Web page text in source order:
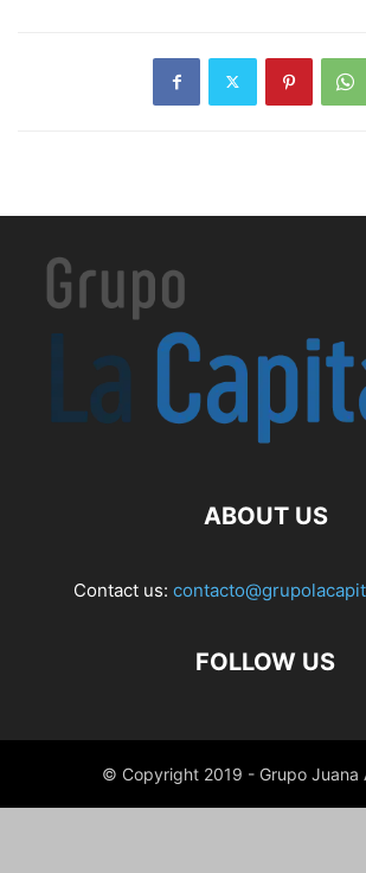
ABOUT US
Contact us:
FOLLOW US
© Copyright 2019 - Grupo Juana